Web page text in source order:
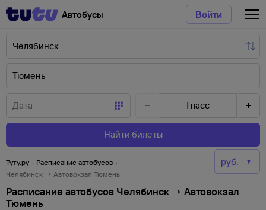
Автобусы Войти
1 пасс
Найти билеты
Туту.ру · Расписание автобусов ·
Челябинск → Автовокзал Тюмень
Расписание автобусов Челябинск → Автовокзал
Тюмень